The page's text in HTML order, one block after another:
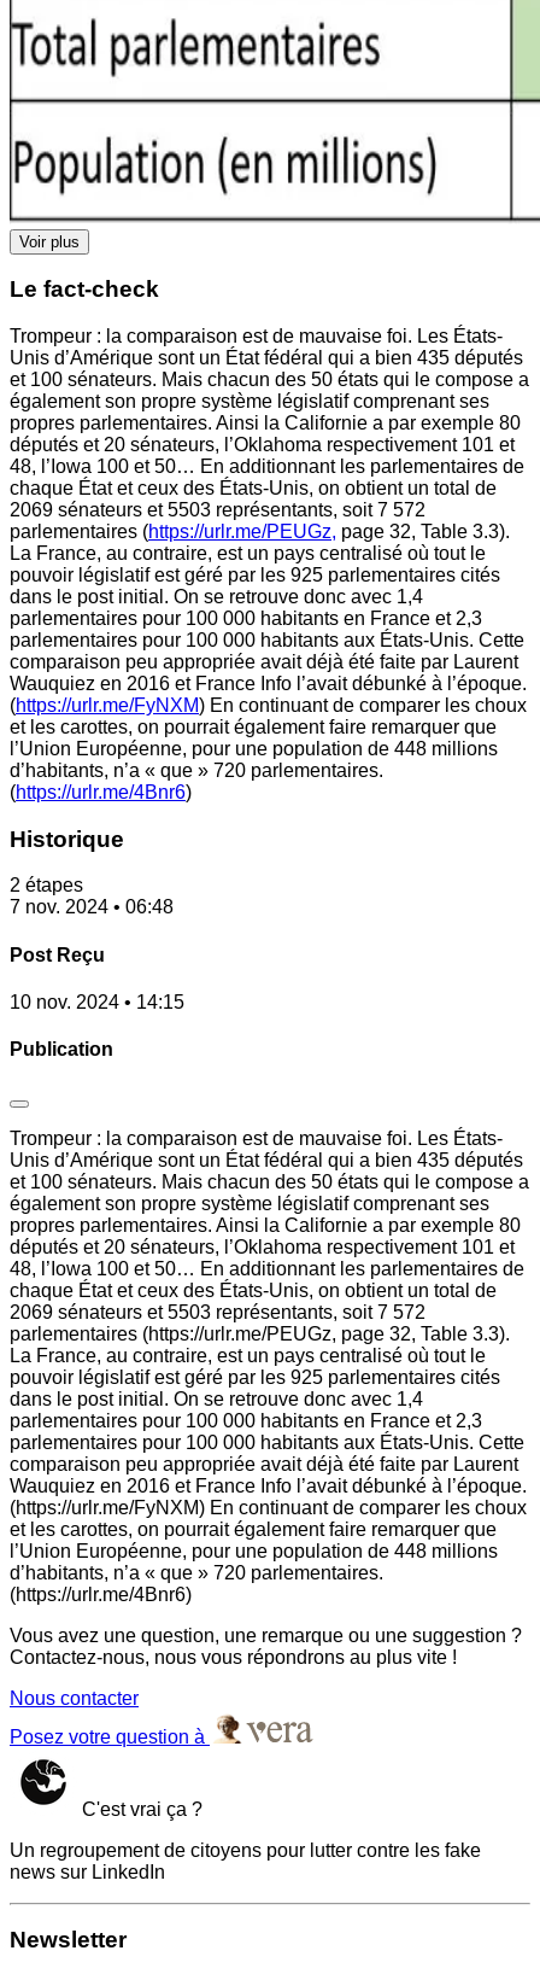
Voir plus
Le fact-check
Trompeur : la comparaison est de mauvaise foi. Les États-
Unis d’Amérique sont un État fédéral qui a bien 435 députés
et 100 sénateurs. Mais chacun des 50 états qui le compose a
également son propre système législatif comprenant ses
propres parlementaires. Ainsi la Californie a par exemple 80
députés et 20 sénateurs, l’Oklahoma respectivement 101 et
48, l’Iowa 100 et 50… En additionnant les parlementaires de
chaque État et ceux des États-Unis, on obtient un total de
2069 sénateurs et 5503 représentants, soit 7 572
parlementaires (https://urlr.me/PEUGz, page 32, Table 3.3).
La France, au contraire, est un pays centralisé où tout le
pouvoir législatif est géré par les 925 parlementaires cités
dans le post initial. On se retrouve donc avec 1,4
parlementaires pour 100 000 habitants en France et 2,3
parlementaires pour 100 000 habitants aux États-Unis. Cette
comparaison peu appropriée avait déjà été faite par Laurent
Wauquiez en 2016 et France Info l’avait débunké à l’époque.
(https://urlr.me/FyNXM) En continuant de comparer les choux
et les carottes, on pourrait également faire remarquer que
l’Union Européenne, pour une population de 448 millions
d’habitants, n’a « que » 720 parlementaires.
(https://urlr.me/4Bnr6)
Historique
2 étapes
7 nov. 2024 • 06:48
Post Reçu
10 nov. 2024 • 14:15
Publication
Trompeur : la comparaison est de mauvaise foi. Les États-
Unis d’Amérique sont un État fédéral qui a bien 435 députés
et 100 sénateurs. Mais chacun des 50 états qui le compose a
également son propre système législatif comprenant ses
propres parlementaires. Ainsi la Californie a par exemple 80
députés et 20 sénateurs, l’Oklahoma respectivement 101 et
48, l’Iowa 100 et 50… En additionnant les parlementaires de
chaque État et ceux des États-Unis, on obtient un total de
2069 sénateurs et 5503 représentants, soit 7 572
parlementaires (https://urlr.me/PEUGz, page 32, Table 3.3).
La France, au contraire, est un pays centralisé où tout le
pouvoir législatif est géré par les 925 parlementaires cités
dans le post initial. On se retrouve donc avec 1,4
parlementaires pour 100 000 habitants en France et 2,3
parlementaires pour 100 000 habitants aux États-Unis. Cette
comparaison peu appropriée avait déjà été faite par Laurent
Wauquiez en 2016 et France Info l’avait débunké à l’époque.
(https://urlr.me/FyNXM) En continuant de comparer les choux
et les carottes, on pourrait également faire remarquer que
l’Union Européenne, pour une population de 448 millions
d’habitants, n’a « que » 720 parlementaires.
(https://urlr.me/4Bnr6)
Vous avez une question, une remarque ou une suggestion ?
Contactez-nous, nous vous répondrons au plus vite !
Nous contacter
Posez votre question à
C'est vrai ça ?
Un regroupement de citoyens pour lutter contre les fake
news sur LinkedIn
Newsletter